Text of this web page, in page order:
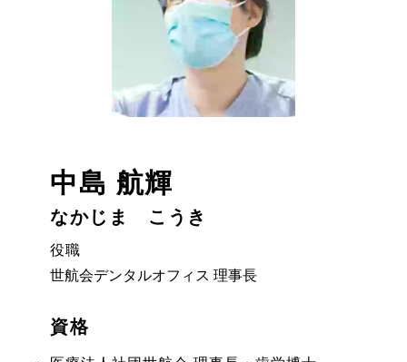
中島 航輝
なかじま こうき
役職
世航会デンタルオフィス 理事長
資格